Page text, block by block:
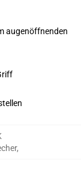
augenöffnenden
,